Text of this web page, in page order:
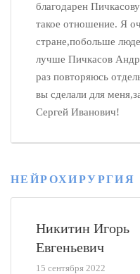
благодарен
такое отношение. Я
стране,побольше
лучше Пичкасов
раз повторяюсь
вы сделали для
Сергей Иванович!
НЕЙРОХИРУРГИЯ
Никитин Игорь
Евгеньевич
15 сентября 2022